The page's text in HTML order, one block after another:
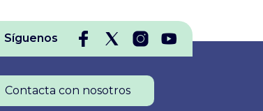
Síguenos
Contacta con nosotros